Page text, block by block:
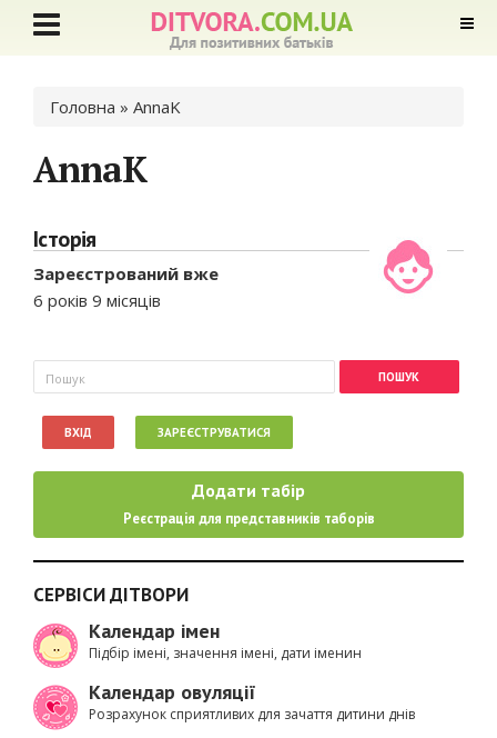
Ви є тут
Головна » AnnaK
AnnaK
Історія
Зареєстрований вже
6 років 9 місяців
Пошукова форма
Пошук
ВХІД ЗАРЕЄСТРУВАТИСЯ
Додати табір
Реєстрація для представників таборів
СЕРВІСИ ДІТВОРИ
Календар імен
Підбір імені, значення імені, дати іменин
Календар овуляції
Розрахунок сприятливих для зачаття дитини днів